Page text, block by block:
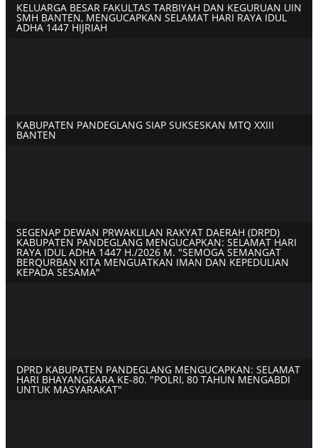
KELUARGA BESAR FAKULTAS TARBIYAH DAN KEGURUAN UIN
SMH BANTEN, MENGUCAPKAN SELAMAT HARI RAYA IDUL
ADHA 1447 HIJRIAH
KABUPATEN PANDEGLANG SIAP SUKSESKAN MTQ XXIII
BANTEN
SEGENAP DEWAN PRWAKLILAN RAKYAT DAERAH (DRPD)
KABUPATEN PANDEGLANG MENGUCAPKAN: SELAMAT HARI
RAYA IDUL ADHA 1447 H./2026 M. "SEMOGA SEMANGAT
BERQURBAN KITA MENGUATKAN IMAN DAN KEPEDULIAN
KEPADA SESAMA"
DPRD KABUPATEN PANDEGLANG MENGUCAPKAN: SELAMAT
HARI BHAYANGKARA KE-80. "POLRI, 80 TAHUN MENGABDI
UNTUK MASYARAKAT"